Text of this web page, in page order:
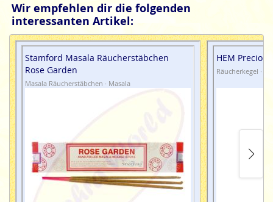
Wir empfehlen dir die folgenden
interessanten Artikel:
Stamford Masala Räucherstäbchen
Rose Garden
Masala Räucherstäbchen · Masala
HEM
Räucherkegel ·